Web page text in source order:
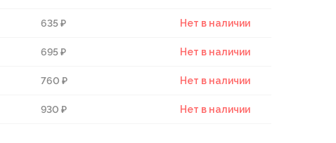
635 ₽ Нет в наличии
695 ₽ Нет в наличии
760 ₽ Нет в наличии
930 ₽ Нет в наличии